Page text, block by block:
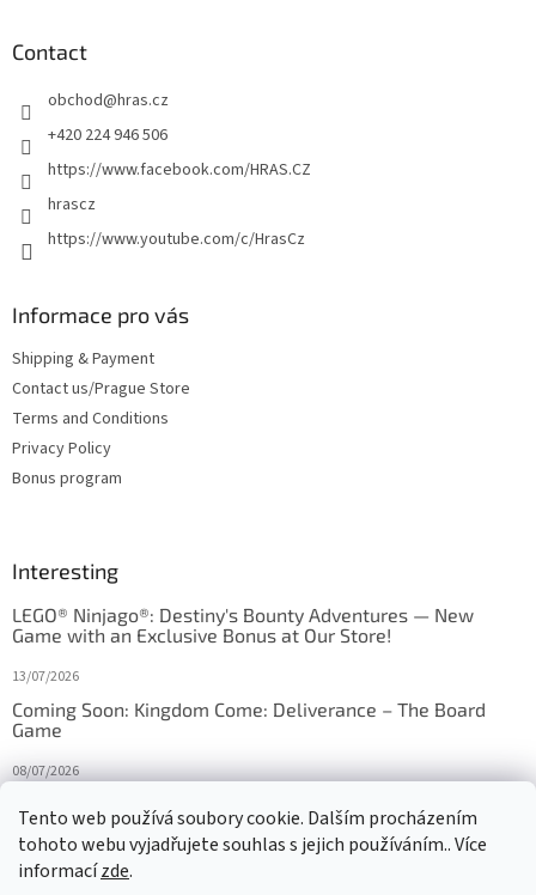
Tento web používá soubory cookie. Dalším procházením
tohoto webu vyjadřujete souhlas s jejich používáním.. Více
informacízde.
Contact
obchod@hras.cz
+420 224 946 506
https://www.facebook.com/HRAS.CZ
hrascz
https://www.youtube.com/c/HrasCz
Informace pro vás
Shipping & Payment
Contact us/Prague Store
Terms and Conditions
Privacy Policy
Bonus program
Interesting
LEGO® Ninjago®: Destiny's Bounty Adventures — New
Game with an Exclusive Bonus at Our Store!
13/07/2026
Coming Soon: Kingdom Come: Deliverance – The Board
Game
08/07/2026
27/10/2025